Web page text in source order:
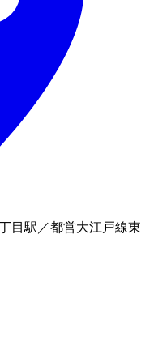
目駅／都営大江戸線東